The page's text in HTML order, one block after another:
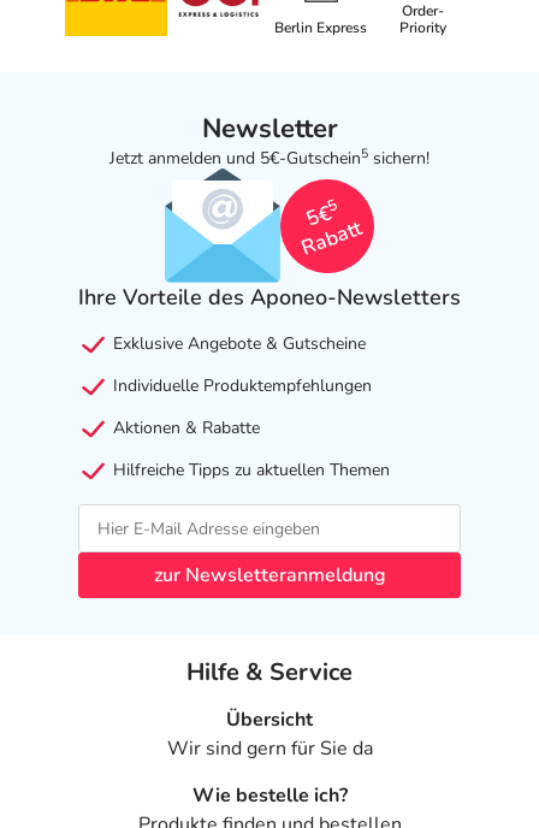
Berlin Express
Order-
Priority
Newsletter
Jetzt anmelden und 5€-Gutschein5 sichern!
5€
5
Rabatt
Ihre Vorteile des Aponeo-Newsletters
Exklusive Angebote & Gutscheine
Individuelle Produktempfehlungen
Aktionen & Rabatte
Hilfreiche Tipps zu aktuellen Themen
zur Newsletteranmeldung
Hilfe & Service
Übersicht
Wir sind gern für Sie da
Wie bestelle ich?